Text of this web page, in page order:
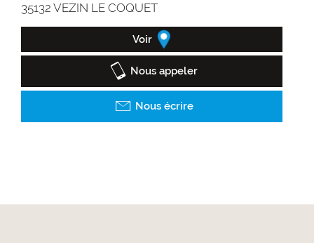
35132 VEZIN LE COQUET
Voir
Nous appeler
Nous écrire